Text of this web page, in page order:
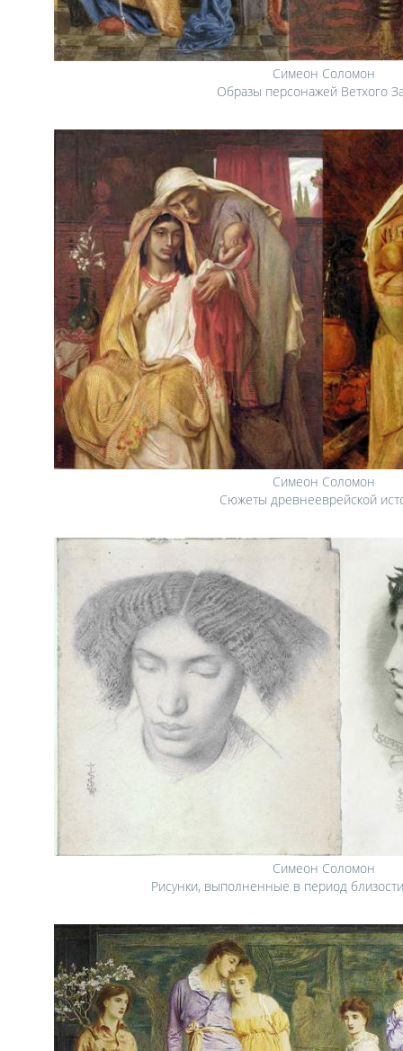
Симеон Соломон
Образы персонажей Ветхого
Симеон Соломон
Сюжеты древнееврейской
Симеон Соломон
Рисунки, выполненные в период